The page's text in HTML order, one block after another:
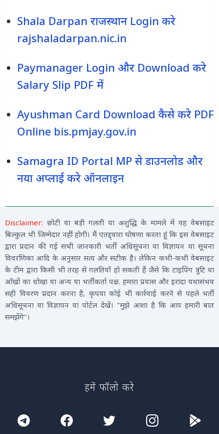
Shala Darpan राजस्‍थान Login करे
rajshaladarpan.nic.in
Paymanager Login और Download करे
Salary Slip PDF में
Ayushman Card Download कैसे करे PDF
Online bis.pmjay.gov.in
Samagra ID Portal MP से डाउनलोड और
नया अप्लाई करे ऑनलाइन
Disclaimer: छोटी या बड़ी गलती या अशुद्धि के मामले में यह वेबसाइट
बिल्कुल भी जिम्मेदार नहीं होगी। मैं एतद्द्वारा घोषणा करता हूं कि इस वेबसाइट
द्वारा प्रदान की गई सभी जानकारी भर्ती अधिसूचना या विज्ञापन या सूचना
विवरणिका आदि के अनुसार सत्य और सटीक है। लेकिन कभी-कभी वेबसाइट
के टीम द्वारा किसी भी तरह से गलतियाँ हो सकती हैं जैसे कि टाइपिंग त्रुटि या
आँखों का धोखा या अन्य या भर्तीकर्ता पक्ष. हमारा प्रयास और इरादा यथासंभव
सही विवरण प्रदान करना है, कृपया कोई भी कार्रवाई करने से पहले भर्ती
अधिसूचना या विज्ञापन या पोर्टल देखें। "मुझे आशा है कि आप हमारी बात
समझेंगे"।
हमें फॉलो करे